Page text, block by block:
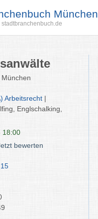
München
Arbeitsrecht |
Englschalking,
18:00
bewerten